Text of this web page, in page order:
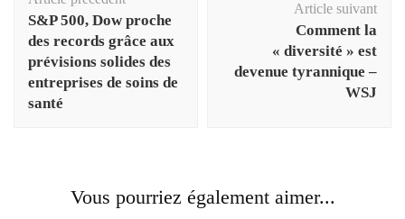
d'article
S&P 500, Dow proche
des records grâce aux
prévisions solides des
entreprises de soins de
santé
Article suivant
Comment la
« diversité » est
devenue tyrannique –
WSJ
Vous pourriez également aimer...